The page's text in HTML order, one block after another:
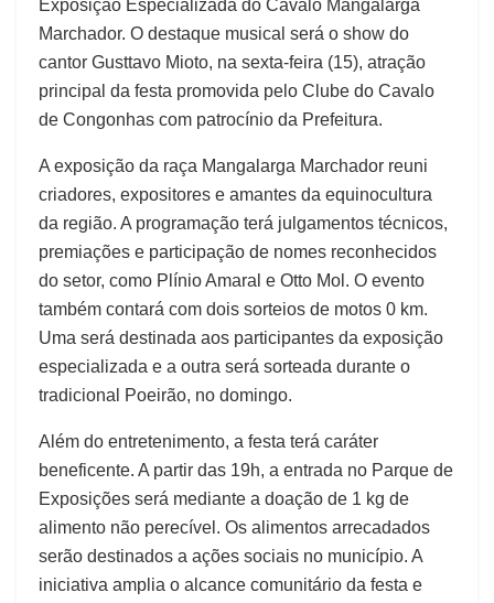
Exposição Especializada do Cavalo Mangalarga
Marchador. O destaque musical será o show do
cantor Gusttavo Mioto, na sexta-feira (15), atração
principal da festa promovida pelo Clube do Cavalo
de Congonhas com patrocínio da Prefeitura.
A exposição da raça Mangalarga Marchador reuni
criadores, expositores e amantes da equinocultura
da região. A programação terá julgamentos técnicos,
premiações e participação de nomes reconhecidos
do setor, como Plínio Amaral e Otto Mol. O evento
também contará com dois sorteios de motos 0 km.
Uma será destinada aos participantes da exposição
especializada e a outra será sorteada durante o
tradicional Poeirão, no domingo.
Além do entretenimento, a festa terá caráter
beneficente. A partir das 19h, a entrada no Parque de
Exposições será mediante a doação de 1 kg de
alimento não perecível. Os alimentos arrecadados
serão destinados a ações sociais no município. A
iniciativa amplia o alcance comunitário da festa e